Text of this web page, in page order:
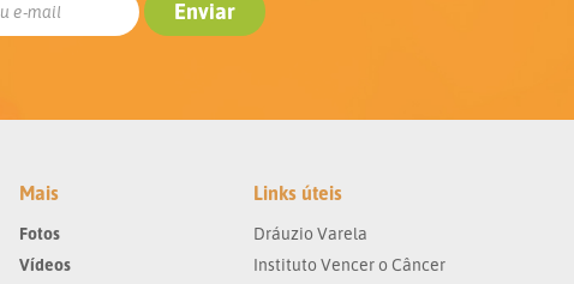
Mais
Fotos
Vídeos
Links úteis
Dráuzio Varela
Instituto Vencer o Câncer